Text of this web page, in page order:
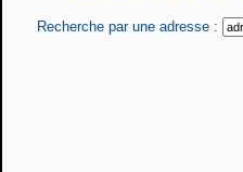
Recherche par une adresse :